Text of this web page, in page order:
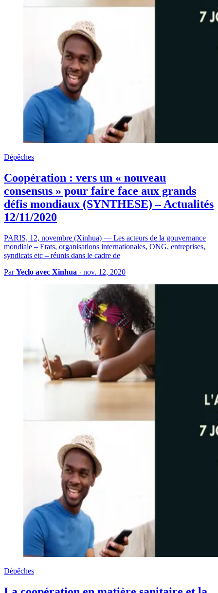
Dépêches
Coopération : vers un « nouveau
consensus » pour faire face aux grands
défis mondiaux (SYNTHESE) – Actualités
12/11/2020
PARIS, 12, novembre (Xinhua) — Les acteurs de la gouvernance
mondiale – Etats, organisations internationales, ONG, entreprises,
syndicats etc – réunis dans le cadre de
ParYeclo avec Xinhua · nov. 12, 2020
Dépêches